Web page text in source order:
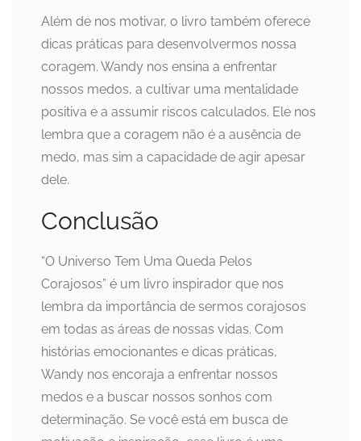
Além de nos motivar, o livro também oferece
dicas práticas para desenvolvermos nossa
coragem. Wandy nos ensina a enfrentar
nossos medos, a cultivar uma mentalidade
positiva e a assumir riscos calculados. Ele nos
lembra que a coragem não é a ausência de
medo, mas sim a capacidade de agir apesar
dele.
Conclusão
“O Universo Tem Uma Queda Pelos
Corajosos” é um livro inspirador que nos
lembra da importância de sermos corajosos
em todas as áreas de nossas vidas. Com
histórias emocionantes e dicas práticas,
Wandy nos encoraja a enfrentar nossos
medos e a buscar nossos sonhos com
determinação. Se você está em busca de